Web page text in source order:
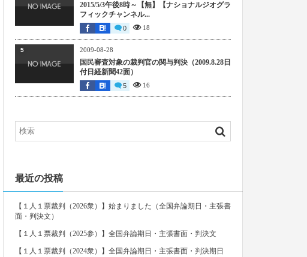
2015/5/3午後8時～【無】【ナショナルジオグラ
フィックチャンネル...
0 18
2009-08-28
国民審査対象の裁判官の関与判決（2009.8.28日
付日経新聞42面）
5 16
5
最近の投稿
【１人１票裁判（2026衆）】始まりました（全国弁論期日・主張書
面・判決文）
【１人１票裁判（2025参）】全国弁論期日・主張書面・判決文
【１人１票裁判（2024衆）】全国弁論期日・主張書面・判決期日